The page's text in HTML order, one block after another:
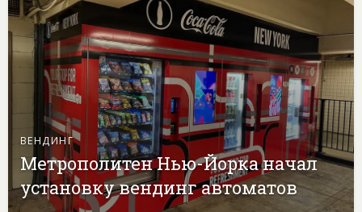
ВЕНДИНГ
Метрополитен Нью-Йорка начал
установку вендинг автоматов